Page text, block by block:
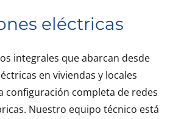
eléctricas
integrales que abarcan desde
en viviendas y locales
configuración completa de redes
Nuestro equipo técnico está